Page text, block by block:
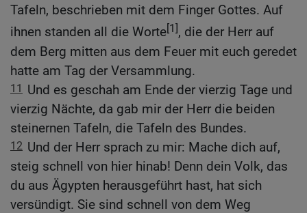
Tafeln, beschrieben mit dem Finger Gottes. Auf
ihnen standen all die Worte[1], die der Herr auf
dem Berg mitten aus dem Feuer mit euch geredet
hatte am Tag der Versammlung.
11 Und es geschah am Ende der vierzig Tage und
vierzig Nächte, da gab mir der Herr die beiden
steinernen Tafeln, die Tafeln des Bundes.
12 Und der Herr sprach zu mir: Mache dich auf,
steig schnell von hier hinab! Denn dein Volk, das
du aus Ägypten herausgeführt hast, hat sich
versündigt. Sie sind schnell von dem Weg